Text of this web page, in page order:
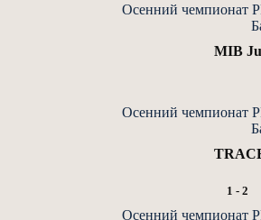
Осенний чемпионат
MIB
Осенний чемпионат
1 - 2
Осенний чемпионат